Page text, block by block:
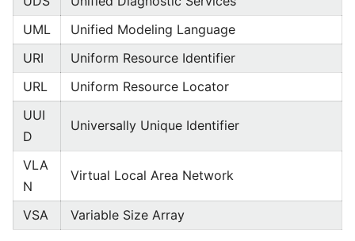
UML
Unified Modeling Language
URI
Uniform Resource Identifier
URL
Uniform Resource Locator
UUI
D
Universally Unique Identifier
VLA
N
Virtual Local Area Network
VSA Variable Size Array